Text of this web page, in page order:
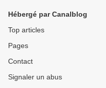
Hébergé par Canalblog
Top articles
Pages
Contact
Signaler un abus